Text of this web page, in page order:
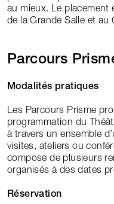
au mieux. Le placement
de la Grande Salle et au
Parcours
Modalités pratiques
Les Parcours Prisme
programmation du
à travers un ensemble
visites, ateliers ou
compose de plusieurs
organisés à des dates
Réservation